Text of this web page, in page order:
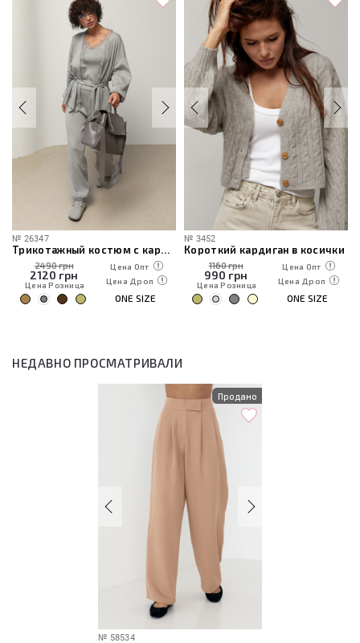
№ 26347
Трикотажный костюм с кардиганом, топом и брюками
2490 грн
2120 грн
Цена Розница
Цена Опт
Цена Дроп
ONE SIZE
№ 3452
Короткий кардиган в косички
1160 грн
990 грн
Цена Розница
Цена Опт
Цена Дроп
ONE SIZE
НЕДАВНО ПРОСМАТРИВАЛИ
Продано
№ 58534